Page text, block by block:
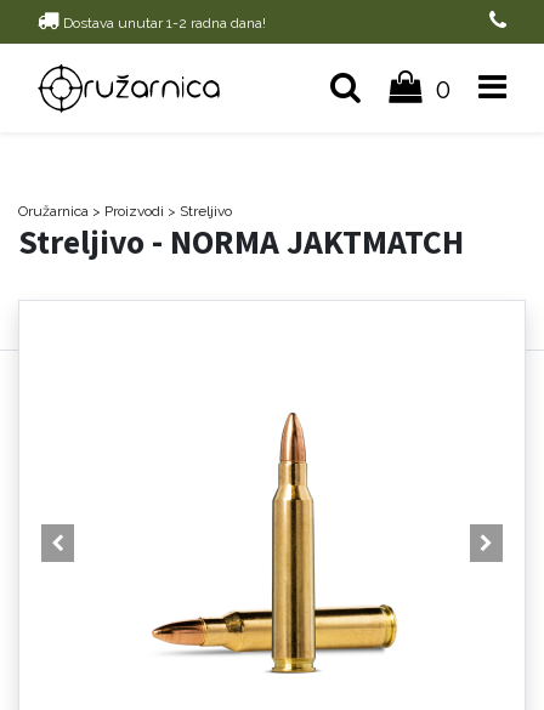
Dostava unutar 1-2 radna dana!
0
Oružarnica > Proizvodi > Streljivo
Streljivo - NORMA JAKTMATCH